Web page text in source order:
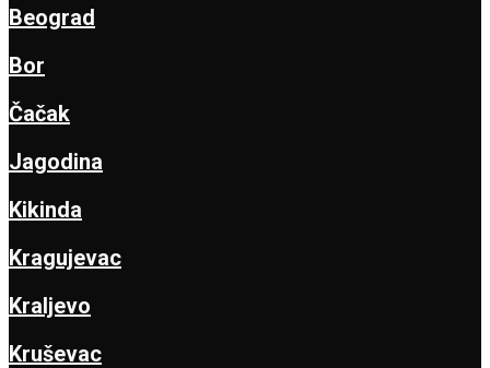
Beograd
Bor
Čačak
Jagodina
Kikinda
Kragujevac
Kraljevo
Kruševac